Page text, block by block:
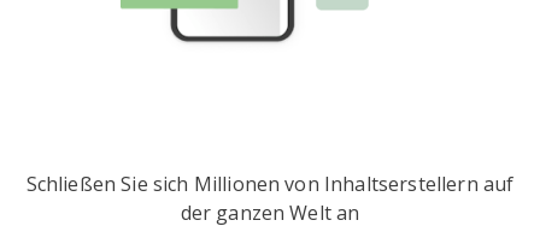
Schließen Sie sich Millionen von Inhaltserstellern auf
der ganzen Welt an